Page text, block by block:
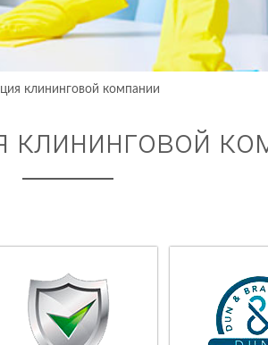
клининговой компании
клининговой